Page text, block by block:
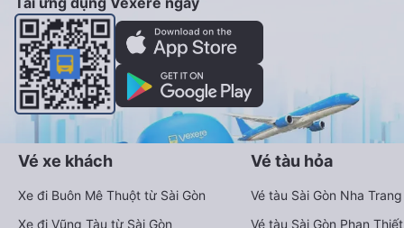
Vé xe khách
Xe đi Buôn Mê Thuột từ Sài Gòn
Xe đi Vũng Tàu từ Sài Gòn
Vé tàu hỏa
Vé tàu Sài Gòn Nha Trang
Vé tàu Sài Gòn Phan Thiết